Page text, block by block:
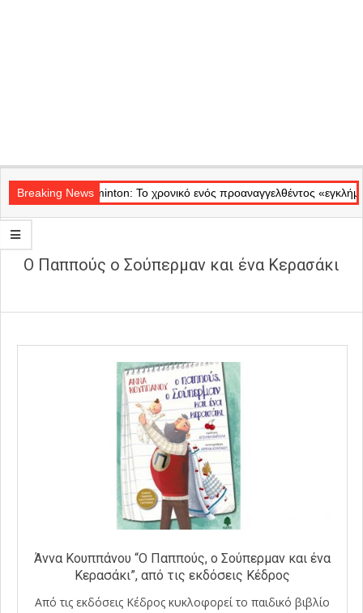
Navigation
Menu
Breaking News
Θέατρο Badminton: Το χρονικό ενός προαναγγελθέντος «εγκλήματος»
Ο Παππούς ο Σούπερμαν και ένα Κερασάκι
Άννα Κουππάνου “Ο Παππούς, ο Σούπερμαν και ένα
Κερασάκι”, από τις εκδόσεις Κέδρος
Από τις εκδόσεις Κέδρος κυκλοφορεί το παιδικό βιβλίο